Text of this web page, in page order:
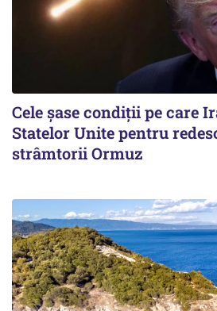
Cele șase condiții pe care
Statelor Unite pentru
strâmtorii Ormuz